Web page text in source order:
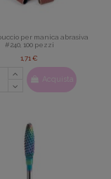
per manica abrasiva
#240, 100 pezzi
1,71 €
Acquista